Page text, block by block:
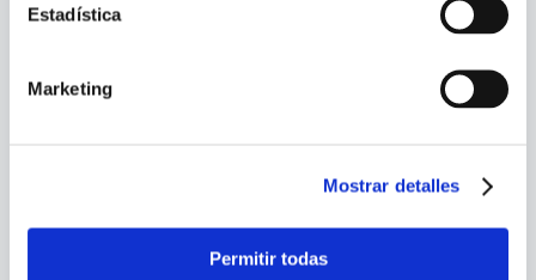
Estadística
Marketing
Mostrar detalles
Permitir todas